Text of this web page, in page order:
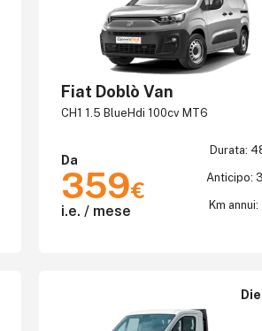
Fiat Doblò Van
CH1 1.5 BlueHdi 100cv MT6
Da
359€
i.e. / mese
Durata:
Anticipo:
Km